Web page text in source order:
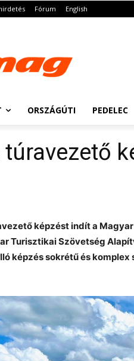
Fórum English
ORSZÁGÚTI PEDELEC
képzést indít a
Turisztikai Szövetség
képzés sokrétű és